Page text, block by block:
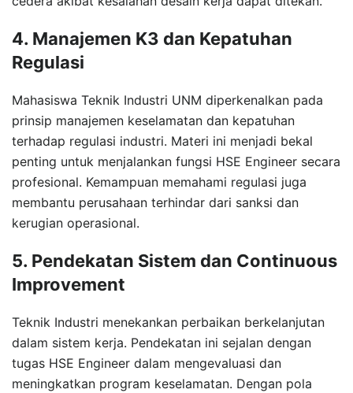
4. Manajemen K3 dan Kepatuhan
Regulasi
Mahasiswa Teknik Industri UNM diperkenalkan pada
prinsip manajemen keselamatan dan kepatuhan
terhadap regulasi industri. Materi ini menjadi bekal
penting untuk menjalankan fungsi HSE Engineer secara
profesional. Kemampuan memahami regulasi juga
membantu perusahaan terhindar dari sanksi dan
kerugian operasional.
5. Pendekatan Sistem dan Continuous
Improvement
Teknik Industri menekankan perbaikan berkelanjutan
dalam sistem kerja. Pendekatan ini sejalan dengan
tugas HSE Engineer dalam mengevaluasi dan
meningkatkan program keselamatan. Dengan pola